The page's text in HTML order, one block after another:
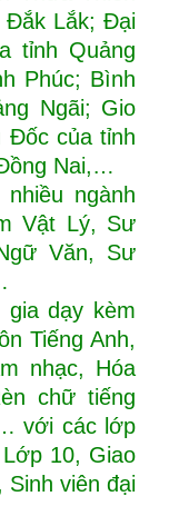
Đắk Lắk; Đại
tỉnh Quảng
Phúc; Bình
Ngãi; Gio
Đốc của tỉnh
Nai,…
ngành
Vật Lý, Sư
Văn, Sư
dạy kèm
Tiếng Anh,
nhạc, Hóa
chữ tiếng
với các lớp
10, Giao
Sinh viên đại